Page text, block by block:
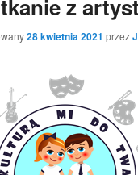
z
28 kwietnia 2021 przez